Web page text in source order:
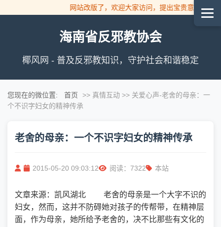
网站改版了，欢迎大家访问，提出宝贵意见！
海南省反邪教协会
椰风网 - 普及反邪教知识，守护社会和谐稳定
您现在的微位置: 首页 >> 真情互动 >> 关爱心声-老舍的母亲：一
个不识字妇女的精神传承
老舍的母亲：一个不识字妇女的精神传承
2015-05-20 09:03:12 阅读：7322 本站
文章来源：凯风湖北 老舍的母亲是一个大字不识的
妇女，然而，这并不防碍她对孩子的传帮带，在精神层
面，作为母亲，她所给予老舍的，决不比那些有文化的